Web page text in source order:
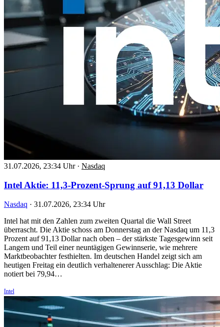
31.07.2026, 23:34 Uhr · Nasdaq
Intel Aktie: 11,3-Prozent-Sprung auf 91,13 Dollar
Nasdaq · 31.07.2026, 23:34 Uhr
Intel hat mit den Zahlen zum zweiten Quartal die Wall Street
überrascht. Die Aktie schoss am Donnerstag an der Nasdaq um 11,3
Prozent auf 91,13 Dollar nach oben – der stärkste Tagesgewinn seit
Langem und Teil einer neuntägigen Gewinnserie, wie mehrere
Marktbeobachter festhielten. Im deutschen Handel zeigt sich am
heutigen Freitag ein deutlich verhaltenerer Ausschlag: Die Aktie
notiert bei 79,94…
Intel